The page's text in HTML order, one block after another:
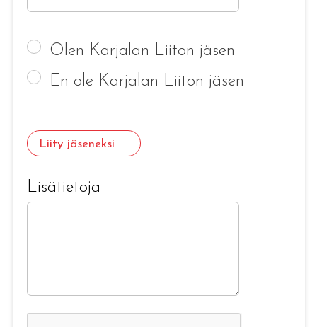
Olen Karjalan Liiton jäsen
En ole Karjalan Liiton jäsen
Liity jäseneksi
Lisätietoja